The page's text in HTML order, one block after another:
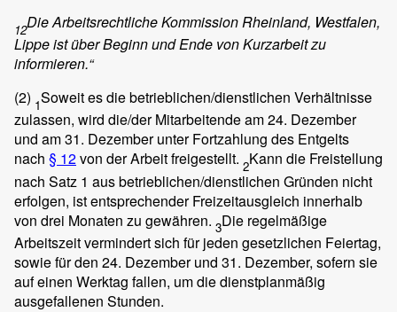
12Die Arbeitsrechtliche Kommission Rheinland, Westfalen,
Lippe ist über Beginn und Ende von Kurzarbeit zu
informieren.“
(2) 1Soweit es die betrieblichen/dienstlichen Verhältnisse
zulassen, wird die/der Mitarbeitende am 24. Dezember
und am 31. Dezember unter Fortzahlung des Entgelts
nach § 12von der Arbeit freigestellt. 2Kann die Freistellung
nach Satz 1 aus betrieblichen/dienstlichen Gründen nicht
erfolgen, ist entsprechender Freizeitausgleich innerhalb
von drei Monaten zu gewähren. 3Die regelmäßige
Arbeitszeit vermindert sich für jeden gesetzlichen Feiertag,
sowie für den 24. Dezember und 31. Dezember, sofern sie
auf einen Werktag fallen, um die dienstplanmäßig
ausgefallenen Stunden.